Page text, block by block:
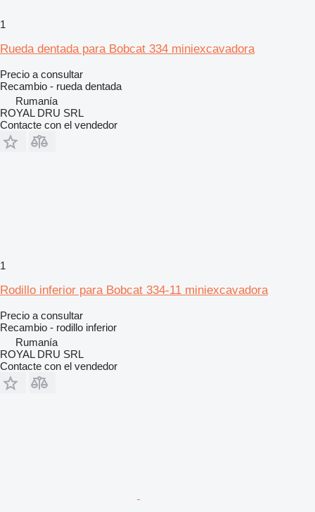
1
Rueda dentada para Bobcat 334 miniexcavadora
Precio a consultar
Recambio - rueda dentada
Rumanía
ROYAL DRU SRL
Contacte con el vendedor
1
Rodillo inferior para Bobcat 334-11 miniexcavadora
Precio a consultar
Recambio - rodillo inferior
Rumanía
ROYAL DRU SRL
Contacte con el vendedor